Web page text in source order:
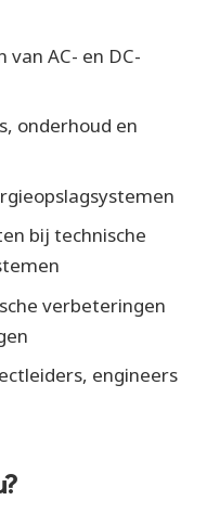
AC- en DC-
onderhoud en
bij technische
verbeteringen
engineers